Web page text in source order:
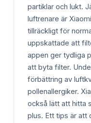
partiklar och lukt.
luftrenare är
tillräckligt för
uppskattade att
appen ger tydliga
att byta filter.
förbättring av
pollenallergiker.
också lätt att hitta
plus. Ett tips är att